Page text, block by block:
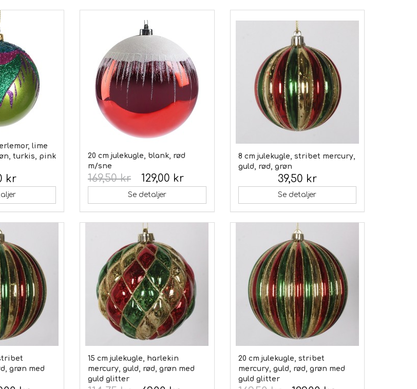
lime
turkis, pink
kr
20 cm julekugle, blank, rød
m/sne
129,00 kr
169,50 kr
Se detaljer
8 cm julekugle, stribet mercury,
guld, rød, grøn
39,50 kr
Se detaljer
grøn med
15 cm julekugle, harlekin
mercury, guld, rød, grøn med
guld glitter
20 cm julekugle, stribet
mercury, guld, rød, grøn med
guld glitter